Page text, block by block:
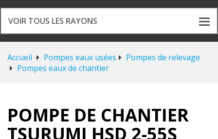
VOIR TOUS LES RAYONS
Accueil Pompes eaux usées
Pompes de relevage
Pompes eaux de chantier
POMPE DE CHANTIER
TSURUMI HSD 2-55S